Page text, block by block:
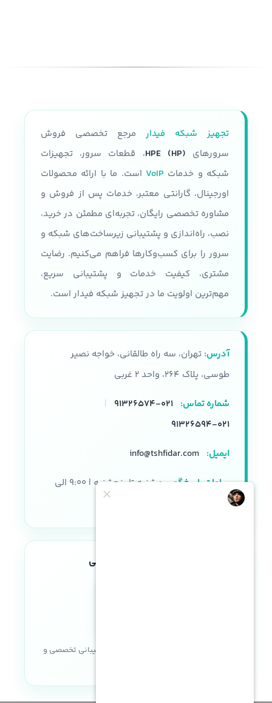
تجهیز شبکه فیدار مرجع تخصصی فروش
سرورهای HPE (HP)، قطعات سرور، تجهیزات
شبکه و خدمات VoIP است. ما با ارائه محصولات
اورجینال، گارانتی معتبر، خدمات پس از فروش و
مشاوره تخصصی رایگان، تجربه‌ای مطمئن در خرید،
نصب، راه‌اندازی و پشتیبانی زیرساخت‌های شبکه و
سرور را برای کسب‌وکارها فراهم می‌کنیم. رضایت
مشتری، کیفیت خدمات و پشتیبانی سریع،
مهم‌ترین اولویت ما در تجهیز شبکه فیدار است.
آدرس: تهران، سه راه طالقانی، خواجه نصیر
طوسی، پلاک ۲۶۴، واحد ۲ غربی
شماره تماس: ۰۲۱-۹۱۳۲۶۵۷۴
|
۰۲۱-۹۱۳۲۶۵۹۴
ایمیل: info@tshfidar.com
ساعات پاسخگویی:
شنبه تا پنجشنبه | ۹:۰۰ الی
۱۸:۰۰
نماد اعتماد الکترونیکی
خریدی مطمئن با ضمانت اصالت کالا، پشتیبانی تخصصی و